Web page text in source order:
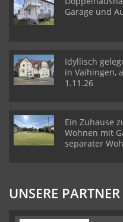
Garage und
Idyllisch
in Vaihingen,
1.11.26
Ein Zuhause
Wohnen mit
separater
UNSERE